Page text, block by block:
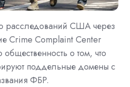
расследований США через
Crime Complaint Center
о том, что
поддельные домены с
ФБР.